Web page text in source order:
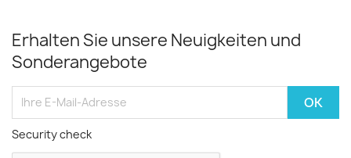
Erhalten Sie unsere Neuigkeiten und
Sonderangebote
Security check